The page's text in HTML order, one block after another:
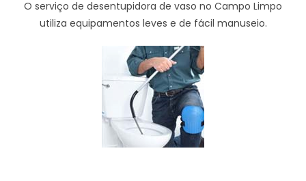
O serviço de desentupidora de vaso no Campo Limpo
utiliza equipamentos leves e de fácil manuseio.